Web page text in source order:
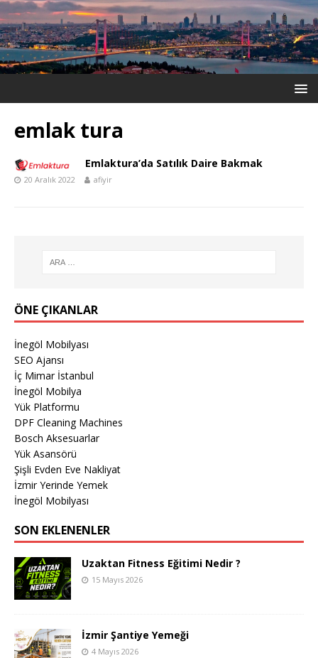
emlak tura
Emlaktura’da Satılık Daire Bakmak
20 Aralık 2022 afiyir
ÖNE ÇIKANLAR
İnegöl Mobilyası
SEO Ajansı
İç Mimar İstanbul
İnegöl Mobilya
Yük Platformu
DPF Cleaning Machines
Bosch Aksesuarlar
Yük Asansörü
Şişli Evden Eve Nakliyat
İzmir Yerinde Yemek
İnegöl Mobilyası
SON EKLENENLER
Uzaktan Fitness Eğitimi Nedir ?
15 Mayıs 2026
İzmir Şantiye Yemeği
4 Mayıs 2026